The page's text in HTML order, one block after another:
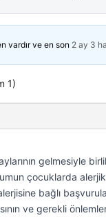
vardır ve en son 2 ay 3
1)
gelmesiyle
çocuklarda
bağlı
ve gerekli